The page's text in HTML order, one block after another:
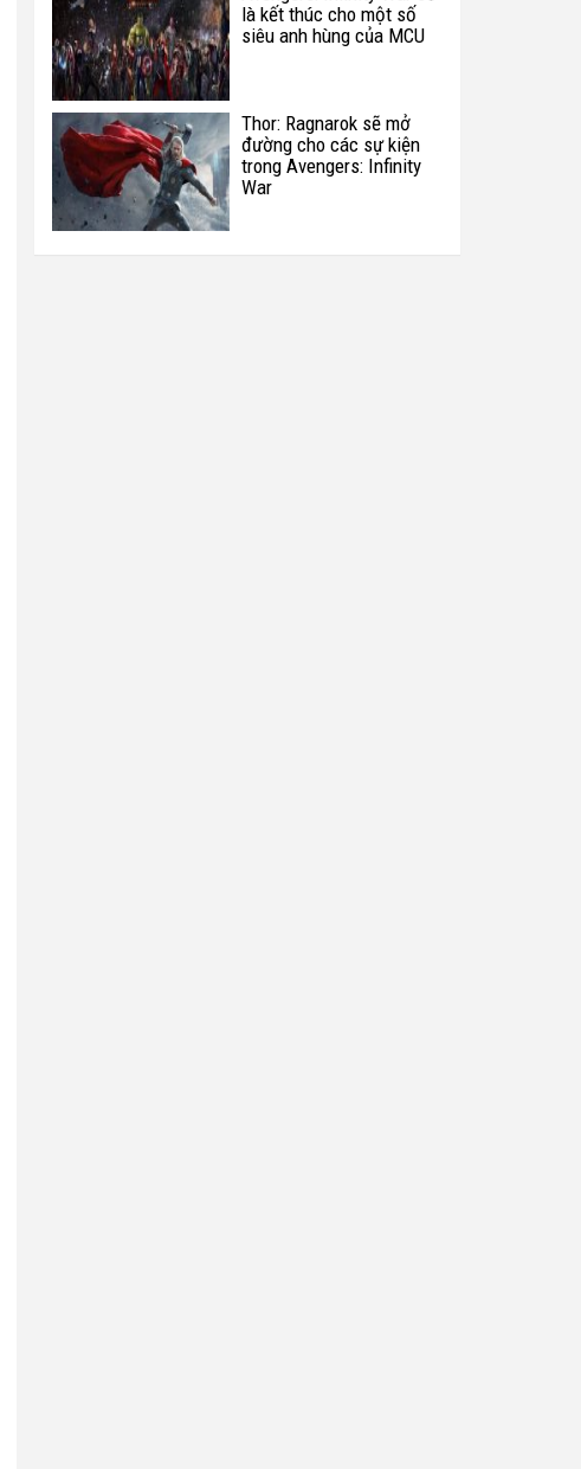
là kết thúc cho một số
siêu anh hùng của MCU
Thor: Ragnarok sẽ mở
đường cho các sự kiện
trong Avengers: Infinity
War